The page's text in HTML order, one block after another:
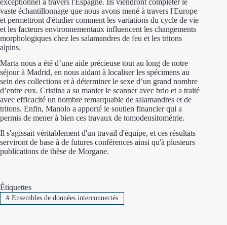
vaste échantillonnage que nous avons mené à travers l'Europe
et permettront d'étudier comment les variations du cycle de vie
et les facteurs environnementaux influencent les changements
morphologiques chez les salamandres de feu et les tritons
alpins.
Marta nous a été d’une aide précieuse tout au long de notre
séjour à Madrid, en nous aidant à localiser les spécimens au
sein des collections et à déterminer le sexe d’un grand nombre
d’entre eux. Cristina a su manier le scanner avec brio et a traité
avec efficacité un nombre remarquable de salamandres et de
tritons. Enfin, Manolo a apporté le soutien financier qui a
permis de mener à bien ces travaux de tomodensitométrie.
Il s'agissait véritablement d'un travail d'équipe, et ces résultats
serviront de base à de futures conférences ainsi qu'à plusieurs
publications de thèse de Morgane.
Étiquettes
#Ensembles de données interconnectés